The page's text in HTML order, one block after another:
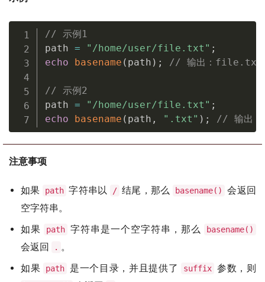
// 示例1
path = "/home/user/file.txt" ;
echo
basename ( path ) ; // 输出：file.txt
// 示例2
path = "/home/user/file.txt" ;
echo
basename ( path , ".txt" ) ; // 输出
注意事项
如果 path 字符串以 / 结尾，那么 basename()
会返回
空字符串。
如果
path 字符串是一个空字符串，那么 basename()
会返回 . 。
如果
path 是一个目录，并且提供了 suffix 参数，则